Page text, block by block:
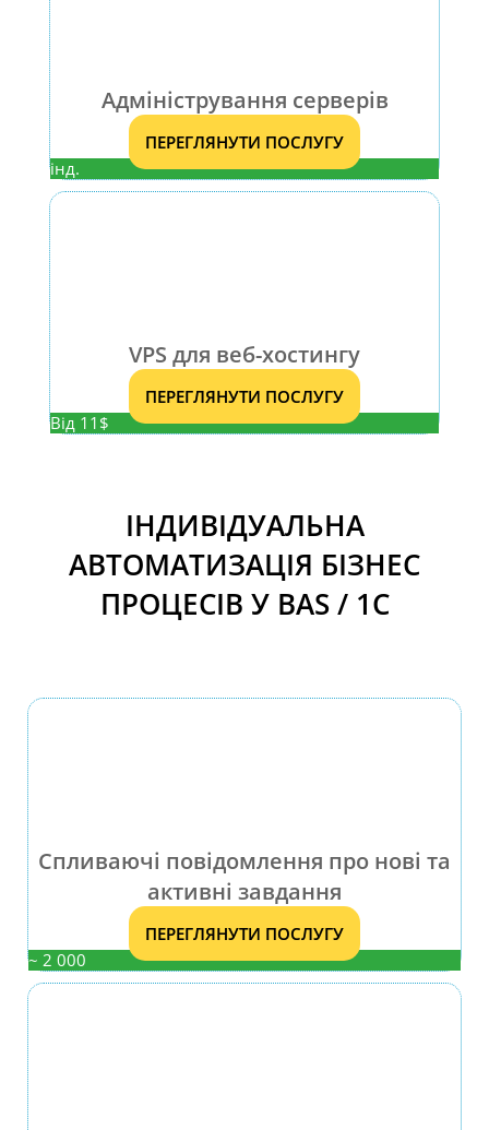
Адміністрування серверів
ПЕРЕГЛЯНУТИ ПОСЛУГУ
інд.
VPS для веб-хостингу
ПЕРЕГЛЯНУТИ ПОСЛУГУ
Від 11$
ІНДИВІДУАЛЬНА
АВТОМАТИЗАЦІЯ БІЗНЕС
ПРОЦЕСІВ У BAS / 1С
Спливаючі повідомлення про нові та
активні завдання
ПЕРЕГЛЯНУТИ ПОСЛУГУ
~ 2 000